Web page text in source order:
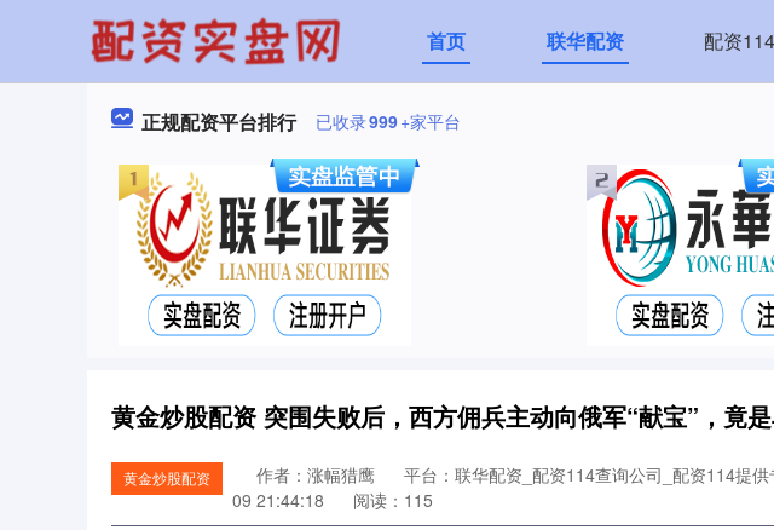
首页 联华配资 配资
正规配资平台排行 已收录999+家平台
黄金炒股配资 突围失败后，西方佣兵主动向俄军“献宝”，竟
黄金炒股配资 作者：涨幅猎鹰 平台：联华配资_配资114查询公司_配资114提
09 21:44:18
阅读：115